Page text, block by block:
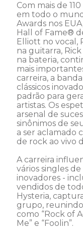
Com mais de
em todo o
Awards nos
Hall of Fame®
Elliott no vocal,
na guitarra,
na bateria,
mais
carreira, a
clássicos
padrão para
artistas. Os
arsenal de
sinônimos de
a ser aclamado
de rock ao vivo
A carreira
vários singles
inovadores -
vendidos de
Hysteria,
grupo, reunindo
como “Rock of
Me” e “Foolin”.